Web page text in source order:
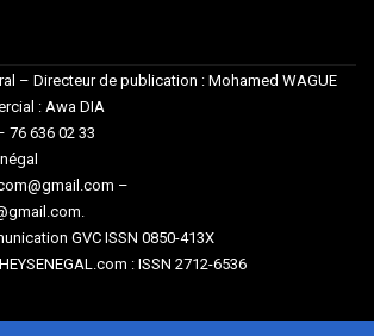
– Directeur de publication : Mohamed WAGUE
: Awa DIA
76 636 02 33
–
GVC ISSN 0850-413X
: ISSN 2712-6536